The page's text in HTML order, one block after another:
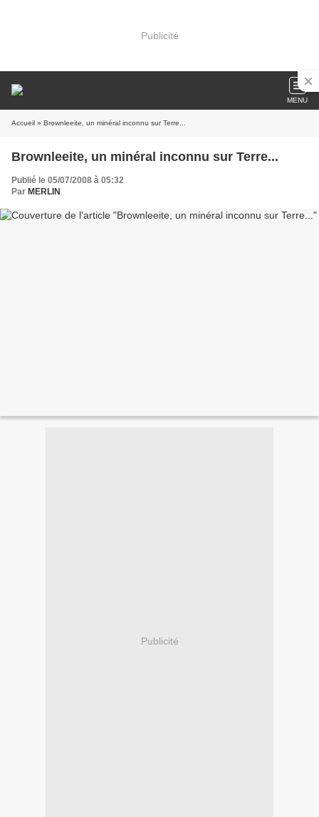
Publicité
MENU
Accueil » Brownleeite, un minéral inconnu sur Terre...
Brownleeite, un minéral inconnu sur Terre...
Publié le 05/07/2008 à 05:32
Par MERLIN
Publicité